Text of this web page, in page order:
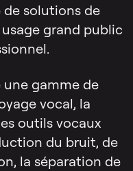
solutions de
grand public
gamme de
vocal, la
outils vocaux
du bruit, de
la séparation de